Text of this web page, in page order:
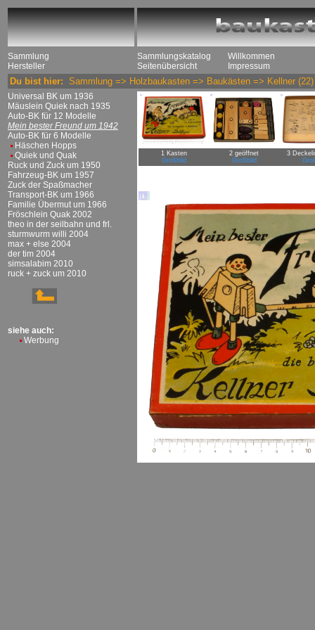
Sammlung
Hersteller
Sammlungskatalog
Seitenübersicht
Willkommen
Impressum
Du bist hier: Sammlung => Holzbaukasten => Baukästen => Kellner (22)
Universal BK um 1936
Mäuslein Quiek nach 1935
Auto-BK für 12 Modelle
Mein bester Freund um 1942
Auto-BK für 6 Modelle
Häschen Hopps
Quiek und Quak
Ruck und Zuck um 1950
Fahrzeug-BK um 1957
Zuck der Spaßmacher
Transport-BK um 1966
Familie Übermut um 1966
Fröschlein Quak 2002
theo in der seilbahn und frl.
sturmwurm willi 2004
max + else 2004
der tim 2004
simsalabim 2010
ruck + zuck um 2010
siehe auch:
Werbung
1 Kasten
Großbild
2 geöffnet
Großbild
3